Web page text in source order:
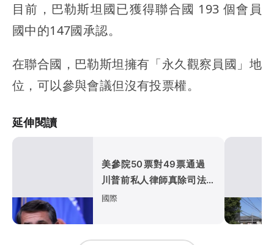
目前，巴勒斯坦國已獲得聯合國 193 個會員
國中的147國承認。
在聯合國，巴勒斯坦擁有「永久觀察員國」地
位，可以參與會議但沒有投票權。
延伸閱讀
美參院50票對49票通過
川普前私人律師真除司法部
長
國際